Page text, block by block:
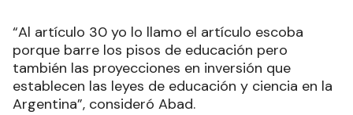
“Al artículo 30 yo lo llamo el artículo escoba
porque barre los pisos de educación pero
también las proyecciones en inversión que
establecen las leyes de educación y ciencia en la
Argentina”, consideró Abad.